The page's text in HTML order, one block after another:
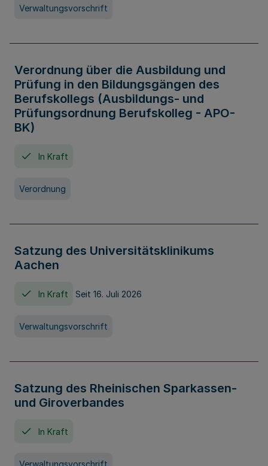
Verwaltungsvorschrift
Verordnung über die Ausbildung und
Prüfung in den Bildungsgängen des
Berufskollegs (Ausbildungs- und
Prüfungsordnung Berufskolleg - APO-
BK)
In Kraft
Verordnung
Satzung des Universitätsklinikums
Aachen
In Kraft Seit 16. Juli 2026
Verwaltungsvorschrift
Satzung des Rheinischen Sparkassen-
und Giroverbandes
In Kraft
Verwaltungsvorschrift